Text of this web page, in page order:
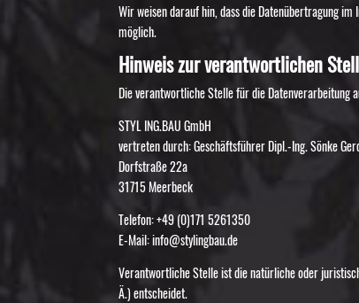
Wir weisen darauf hin, dass die Datenübertragung
möglich.
Hinweis zur verantwortlichen
Die verantwortliche Stelle für die Datenverarbeitung
STYL ING.BAU GmbH
vertreten durch: Geschäftsführer Dipl.-Ing. Sönke
Dorfstraße 22a
31715 Meerbeck
Telefon: +49 (0)171 5261350
E-Mail: info@stylingbau.de
Verantwortliche Stelle ist die natürliche oder
Ä.) entscheidet.